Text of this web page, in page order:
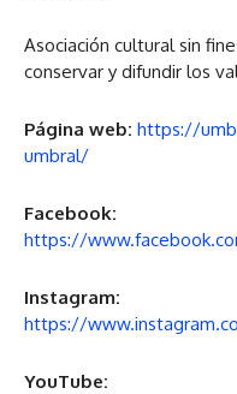
Asociación cultural sin
conservar y difundir los
Página web: https://
umbral/
Facebook:
https://
Instagram:
https://
YouTube: